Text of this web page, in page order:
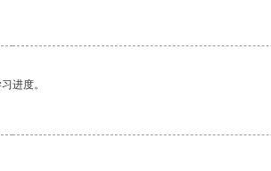
进度。